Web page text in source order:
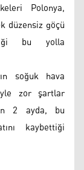
Polonya,
düzensiz göçü
bu yolla
soğuk hava
zor şartlar
2 ayda, bu
kaybettiği